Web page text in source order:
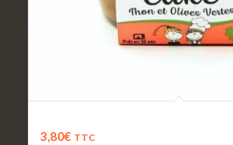
3,80€ TTC